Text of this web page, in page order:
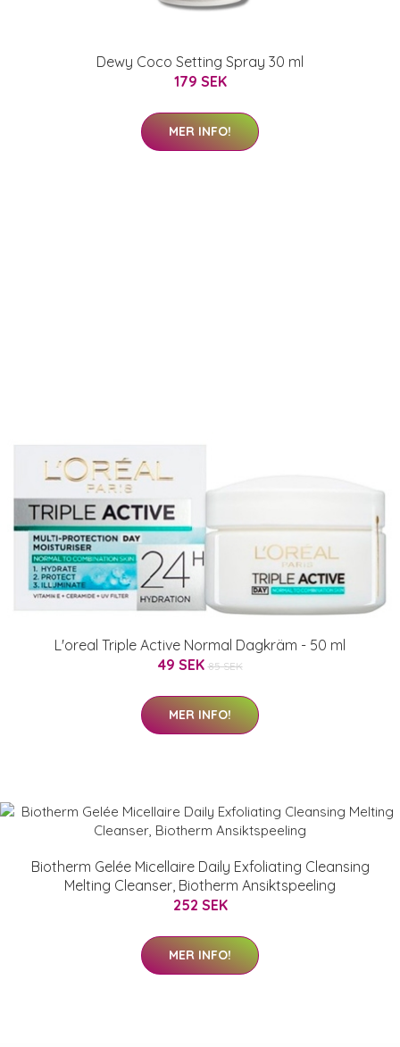
Dewy Coco Setting Spray 30 ml
179 SEK
MER INFO!
L'oreal Triple Active Normal Dagkräm - 50 ml
49 SEK 85 SEK
MER INFO!
Biotherm Gelée Micellaire Daily Exfoliating Cleansing
Melting Cleanser, Biotherm Ansiktspeeling
252 SEK
MER INFO!